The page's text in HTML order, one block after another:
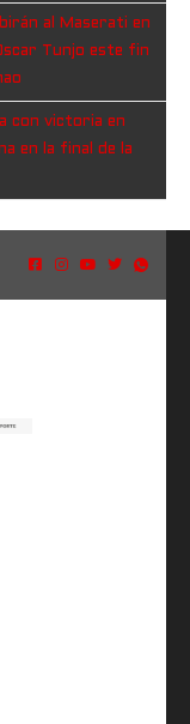
al Maserati en
Tunjo este fin
con victoria en
en la final de la